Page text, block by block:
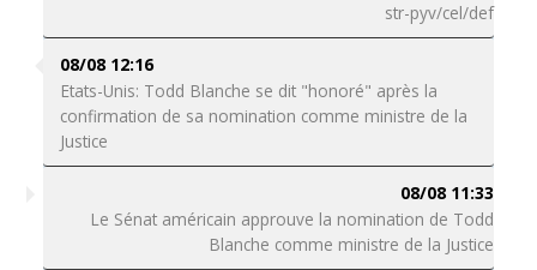
str-pyv/cel/def
08/08 12:16
Etats-Unis: Todd Blanche se dit "honoré" après la
confirmation de sa nomination comme ministre de la
Justice
08/08 11:33
Le Sénat américain approuve la nomination de Todd
Blanche comme ministre de la Justice